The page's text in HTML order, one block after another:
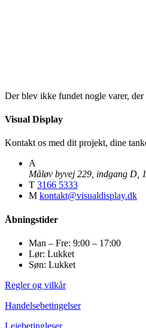
Der blev ikke fundet nogle varer,
Visual Display
Kontakt os med dit projekt, dine
A
Måløv byvej 229, indgang D,
T 3166 5333
M kontakt@visualdisplay.dk
Åbningstider
Man – Fre: 9:00 – 17:00
Lør: Lukket
Søn: Lukket
Regler og vilkår
Handelsebetingelser
Lejebetingleser